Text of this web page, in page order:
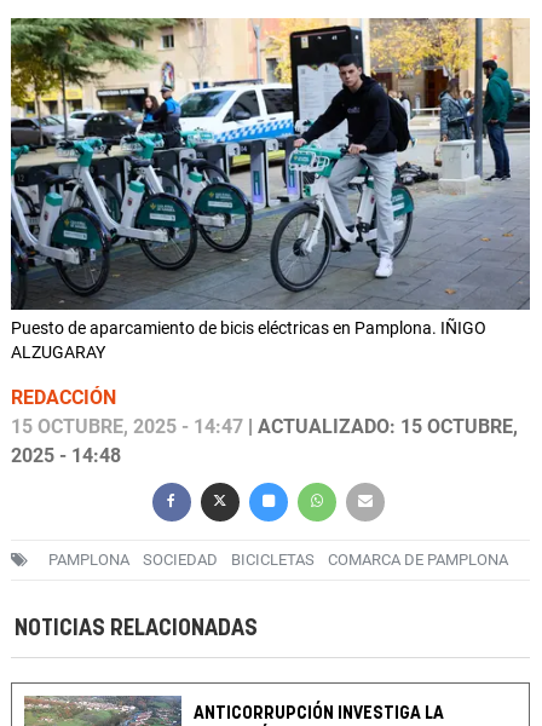
Puesto de aparcamiento de bicis eléctricas en Pamplona. IÑIGO
ALZUGARAY
REDACCIÓN
15 OCTUBRE, 2025 - 14:47 | ACTUALIZADO: 15 OCTUBRE,
2025 - 14:48
PAMPLONA SOCIEDAD BICICLETAS COMARCA DE PAMPLONA
NOTICIAS RELACIONADAS
ANTICORRUPCIÓN INVESTIGA LA